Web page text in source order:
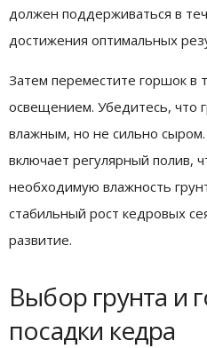
должен поддерживаться в
достижения оптимальных
Затем переместите горшок в
освещением. Убедитесь, что
влажным, но не сильно
включает регулярный полив,
необходимую влажность
стабильный рост кедровых
развитие.
Выбор грунта и
посадки кедра